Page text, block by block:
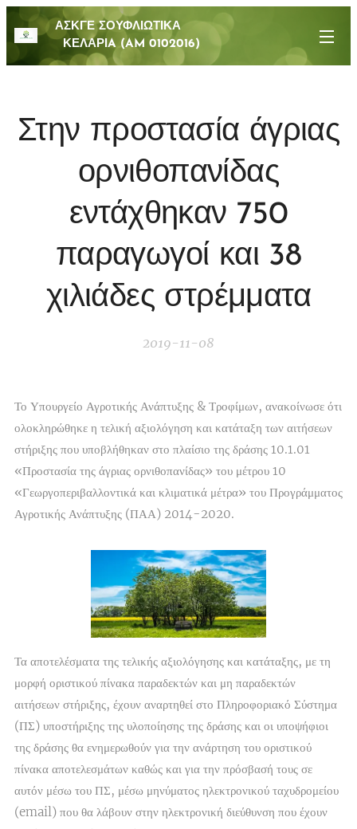
ΑΣΚΓΕ ΣΟΥΦΛΙΩΤΙΚΑ
ΚΕΛΑΡΙA (AM 0102016)
Στην προστασία άγριας
ορνιθοπανίδας
εντάχθηκαν 750
παραγωγοί και 38
χιλιάδες στρέμματα
2019-11-08
Το Υπουργείο Αγροτικής Ανάπτυξης & Τροφίμων, ανακοίνωσε ότι
ολοκληρώθηκε η τελική αξιολόγηση και κατάταξη των αιτήσεων
στήριξης που υποβλήθηκαν στο πλαίσιο της δράσης 10.1.01
«Προστασία της άγριας ορνιθοπανίδας» του μέτρου 10
«Γεωργοπεριβαλλοντικά και κλιματικά μέτρα» του Προγράμματος
Αγροτικής Ανάπτυξης (ΠΑΑ) 2014-2020.
Τα αποτελέσματα της τελικής αξιολόγησης και κατάταξης, με τη
μορφή οριστικού πίνακα παραδεκτών και μη παραδεκτών
αιτήσεων στήριξης, έχουν αναρτηθεί στο Πληροφοριακό Σύστημα
(ΠΣ) υποστήριξης της υλοποίησης της δράσης και οι υποψήφιοι
της δράσης θα ενημερωθούν για την ανάρτηση του οριστικού
πίνακα αποτελεσμάτων καθώς και για την πρόσβασή τους σε
αυτόν μέσω του ΠΣ, μέσω μηνύματος ηλεκτρονικού ταχυδρομείου
(email) που θα λάβουν στην ηλεκτρονική διεύθυνση που έχουν